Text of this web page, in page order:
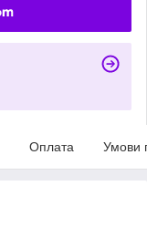
Оплата Умови